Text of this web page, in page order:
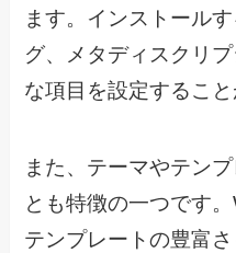
ます。インストール
グ、メタディスクリ
な項目を設定すること
また、テーマやテン
とも特徴の一つです
テンプレートの豊富